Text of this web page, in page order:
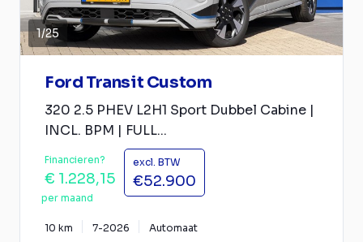
1/25
Ford Transit Custom
320 2.5 PHEV L2H1 Sport Dubbel Cabine |
INCL. BPM | FULL...
Financieren?
€ 1.228,15
per maand
excl. BTW
€52.900
10 km 7-2026 Automaat